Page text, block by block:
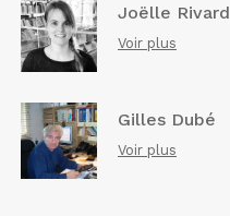
Joëlle Rivard
Voir plus
Gilles Dubé
Voir plus